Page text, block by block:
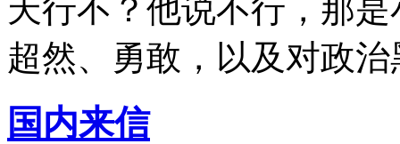
天行不？他说不行，那
超然、勇敢，以及对政
国内来信